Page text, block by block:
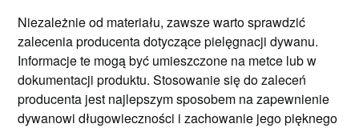
Niezależnie od materiału, zawsze warto sprawdzić
zalecenia producenta dotyczące pielęgnacji dywanu.
Informacje te mogą być umieszczone na metce lub w
dokumentacji produktu. Stosowanie się do zaleceń
producenta jest najlepszym sposobem na zapewnienie
dywanowi długowieczności i zachowanie jego pięknego